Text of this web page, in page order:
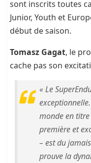
sont inscrits toutes
Junior, Youth et
début de saison.
Tomasz Gagat, le
cache pas son
« Le
monde en
première et
– est du
prouve la